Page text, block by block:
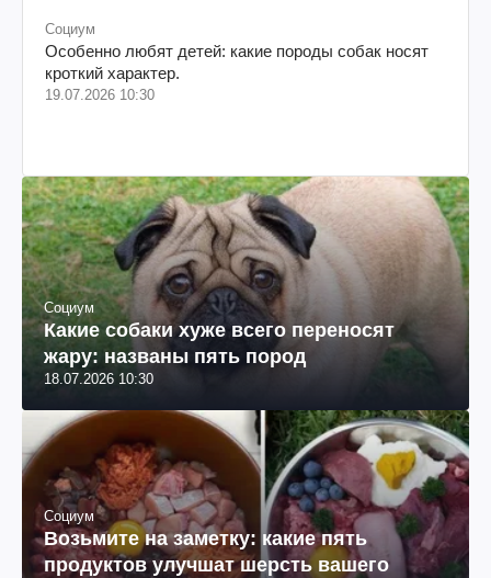
Социум
Особенно любят детей: какие породы собак носят
кроткий характер.
19.07.2026 10:30
Социум
Какие собаки хуже всего переносят
жару: названы пять пород
18.07.2026 10:30
Социум
Возьмите на заметку: какие пять
продуктов улучшат шерсть вашего